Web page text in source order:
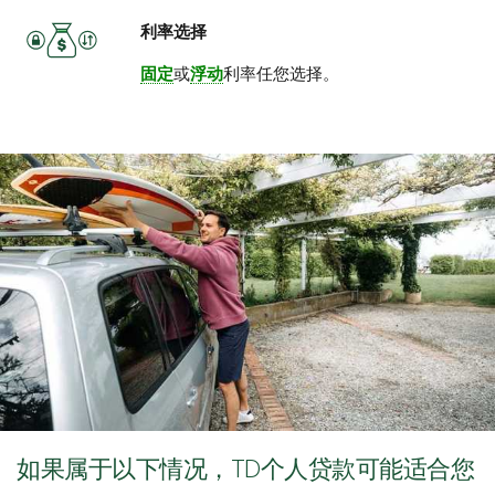
利率选择
固定或浮动利率任您选择。
如果属于以下情况，TD个人贷款可能适合您